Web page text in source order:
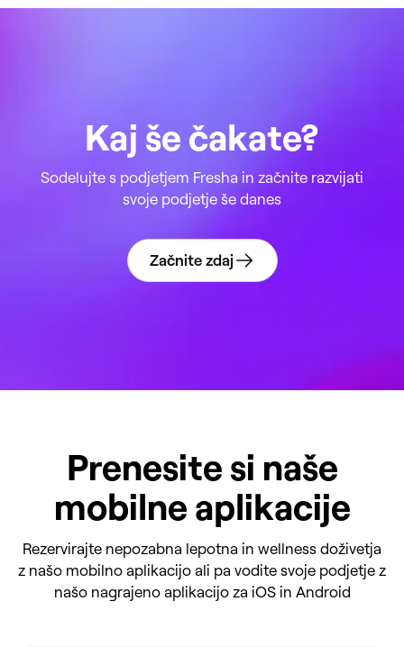
Kaj še čakate?
Sodelujte s podjetjem Fresha in začnite razvijati
svoje podjetje še danes
Začnite zdaj
Prenesite si naše
mobilne aplikacije
Rezervirajte nepozabna lepotna in wellness doživetja
z našo mobilno aplikacijo ali pa vodite svoje podjetje z
našo nagrajeno aplikacijo za iOS in Android